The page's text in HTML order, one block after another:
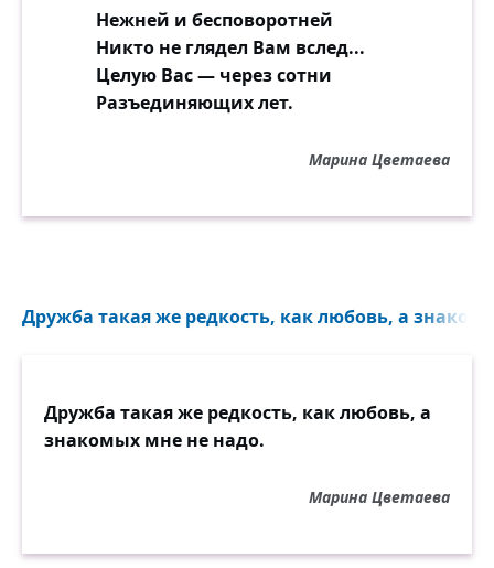
Нежней и бесповоротней
Никто не глядел Вам вслед...
Целую Вас — через сотни
Разъединяющих лет.
Марина Цветаева
Дружба такая же редкость, как любовь, а
Дружба такая же редкость, как любовь, а
знакомых мне не надо.
Марина Цветаева